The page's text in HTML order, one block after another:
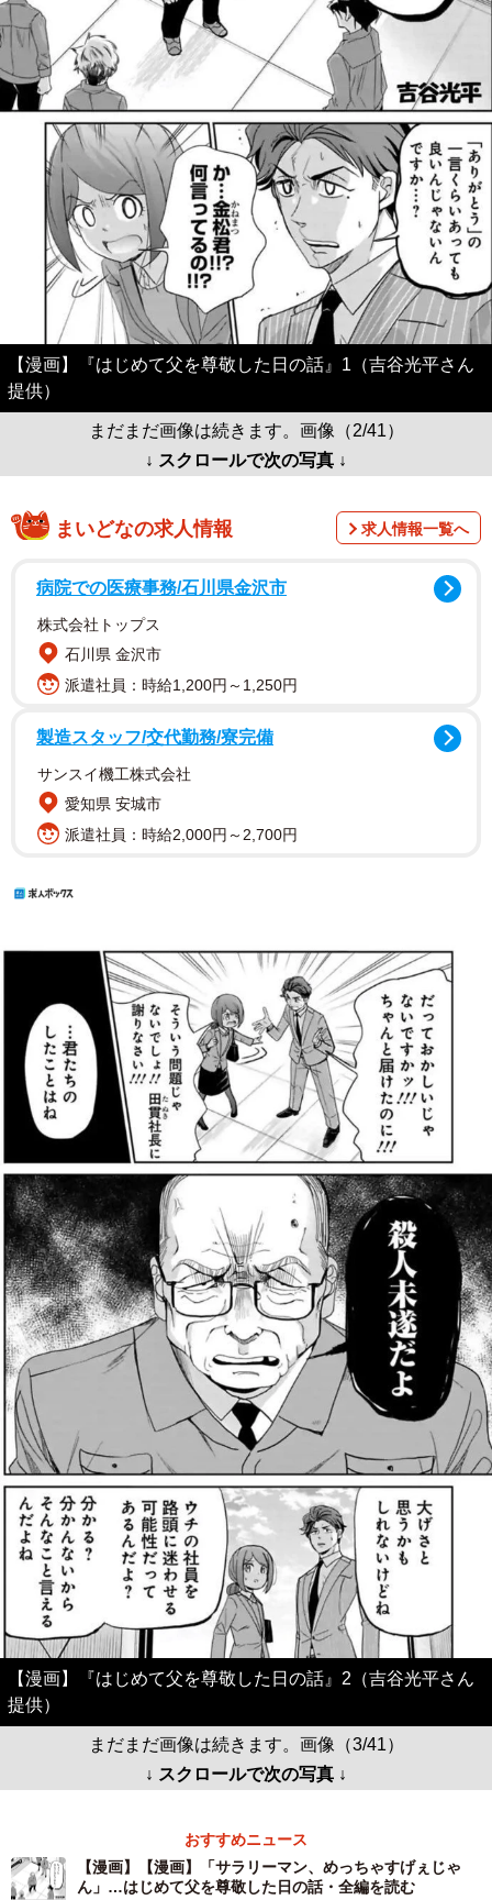
【漫画】『はじめて父を尊敬した日の話』1（吉谷光平さん
提供）
まだまだ画像は続きます。画像（2/41）
↓ スクロールで次の写真 ↓
まいどなの求人情報 求人情報一覧へ
病院での医療事務/石川県金沢市
株式会社トップス
石川県 金沢市
派遣社員：時給1,200円～1,250円
製造スタッフ/交代勤務/寮完備
サンスイ機工株式会社
愛知県 安城市
派遣社員：時給2,000円～2,700円
【漫画】『はじめて父を尊敬した日の話』2（吉谷光平さん
提供）
まだまだ画像は続きます。画像（3/41）
↓ スクロールで次の写真 ↓
おすすめニュース
【漫画】【漫画】「サラリーマン、めっちゃすげぇじゃ
ん」…はじめて父を尊敬した日の話・全編を読む